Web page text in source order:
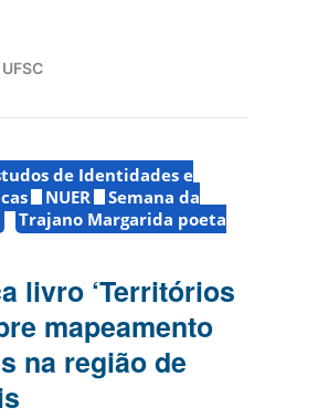
de Identidades e
NUER
Semana da
Trajano Margarida poeta
livro ‘Territórios
mapeamento
na região de